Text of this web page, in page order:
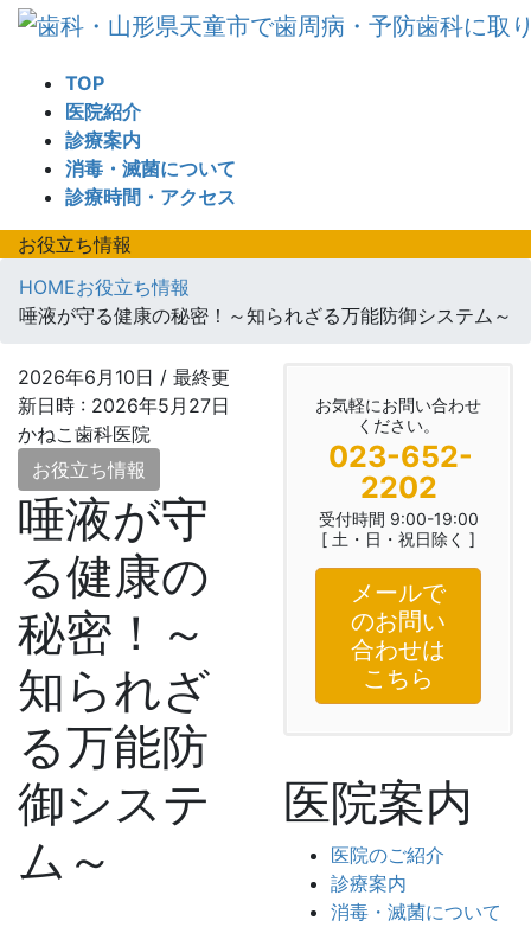
TOP
医院紹介
診療案内
消毒・滅菌について
診療時間・アクセス
お役立ち情報
HOMEお役立ち情報
唾液が守る健康の秘密！～知られざる万能防御システム～
2026年6月10日 / 最終更
新日時 : 2026年5月27日
かねこ歯科医院
お役立ち情報
唾液が守
る健康の
秘密！～
知られざ
る万能防
御システ
ム～
お気軽にお問い合わせ
ください。
023-652-
2202
受付時間 9:00-19:00
[ 土・日・祝日除く ]
メールで
のお問い
合わせは
こちら
医院案内
医院のご紹介
診療案内
消毒・滅菌について